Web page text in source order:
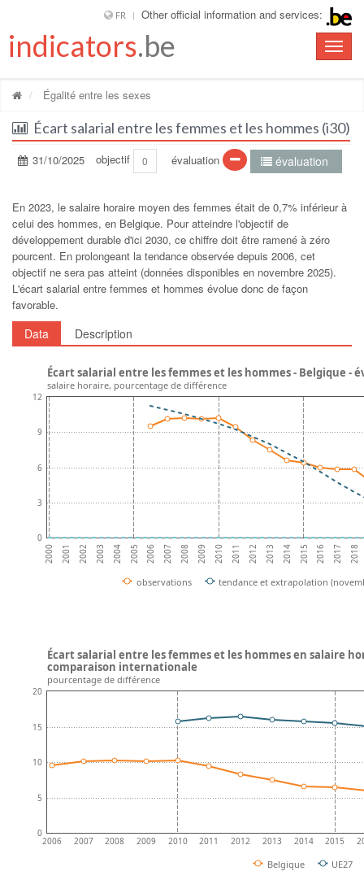
FR Other official information and services:
Toggle
indicators.be
Égalité entre les sexes
Écart salarial entre les femmes et les hommes (i30)
31/10/2025 objectif 0 évaluation évaluation
En 2023, le salaire horaire moyen des femmes était de 0,7% inférieur à
celui des hommes, en Belgique. Pour atteindre l'objectif de
développement durable d'ici 2030, ce chiffre doit être ramené à zéro
pourcent. En prolongeant la tendance observée depuis 2006, cet
objectif ne sera pas atteint (données disponibles en novembre 2025).
L'écart salarial entre femmes et hommes évolue donc de façon
favorable.
Data Description
2000 2001 2002 2003 2004 2005 2006 2007 2008 2009 2010 2011 2012 2013 2014 2015 2016 2017 2018
0
3
6
9
12
observations tendance et extrapolation
Écart salarial entre les femmes et les hommes - Belgique -
salaire horaire, pourcentage de différence
2006 2007 2008 2009 2010 2011 2012 2013 2014 2015
0
5
10
15
20
Belgique UE27
Écart salarial entre les femmes et les hommes en salaire
comparaison internationale
pourcentage de différence